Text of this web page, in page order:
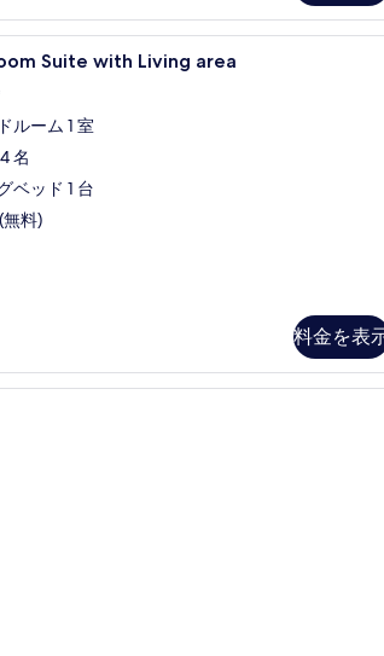
、セーフティボックス (室内)、デスク、可動式ベッ
1 Bed Room Suite with Living
Suite with Living area
ルーム 1 室
名
ベッド 1 台
無料)
料金を表
可動式ベッド